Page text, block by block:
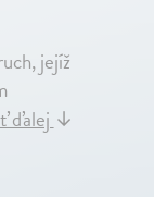
jejíž
ďalej↓